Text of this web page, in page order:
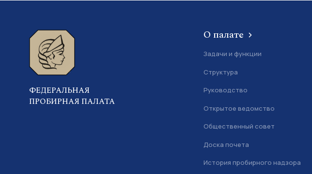
ФЕДЕРАЛЬНАЯ
ПРОБИРНАЯ ПАЛАТА
О палате
Задачи и функции
Структура
Руководство
Открытое ведомство
Общественный совет
Доска почета
История пробирного надзора